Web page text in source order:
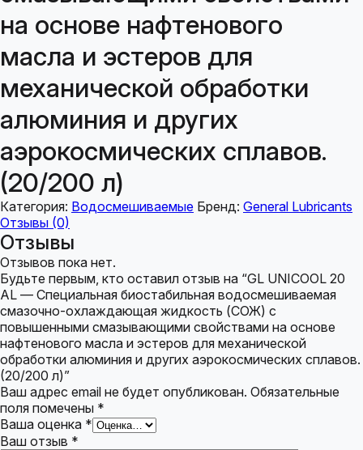
на основе нафтенового
масла и эстеров для
механической обработки
алюминия и других
аэрокосмических сплавов.
(20/200 л)
Категория: Водосмешиваемые Бренд: General Lubricants
Отзывы (0)
Отзывы
Отзывов пока нет.
Будьте первым, кто оставил отзыв на “GL UNICOOL 20
AL — Специальная биостабильная водосмешиваемая
смазочно-охлаждающая жидкость (СОЖ) с
повышенными смазывающими свойствами на основе
нафтенового масла и эстеров для механической
обработки алюминия и других аэрокосмических сплавов.
(20/200 л)”
Ваш адрес email не будет опубликован. Обязательные
поля помечены *
Ваша оценка *
Ваш отзыв *